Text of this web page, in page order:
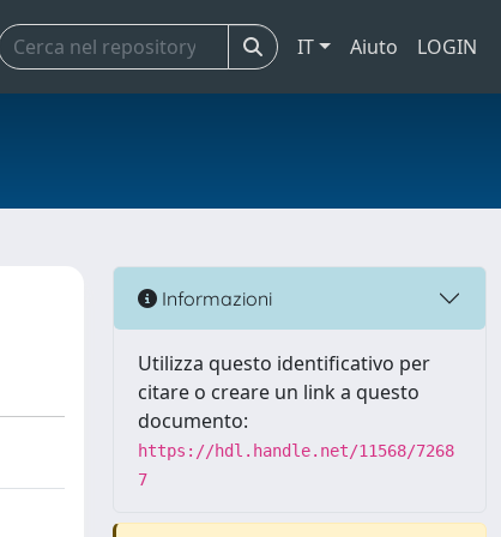
IT Aiuto LOGIN
Informazioni
Utilizza questo identificativo per
citare o creare un link a questo
documento:
https://hdl.handle.net/11568/7268
7